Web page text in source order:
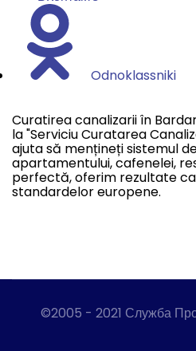
Odnoklassniki
Curatirea canalizarii în
la "Serviciu Curatarea
ajuta să mențineți sistemul
apartamentului, cafenelei,
perfectă, oferim rezultate
standardelor europene.
©2005 - 2021 Служба